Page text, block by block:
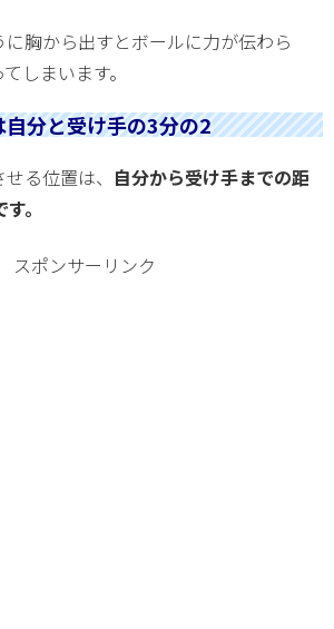
胸から出すとボールに力が伝わら
しまいます。
分と受け手の3分の2
る位置は、 自分から受け手までの距
。
スポンサーリンク